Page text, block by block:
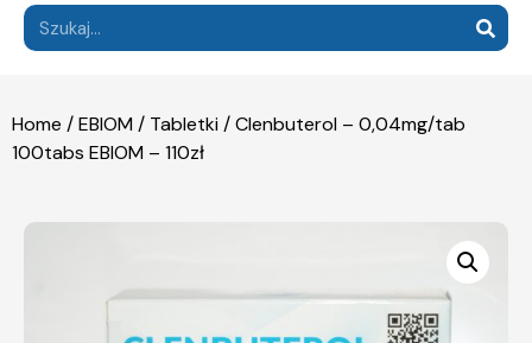
Home /EBIOM / Tabletki / Clenbuterol – 0,04mg/tab
100tabs EBIOM – 110zł